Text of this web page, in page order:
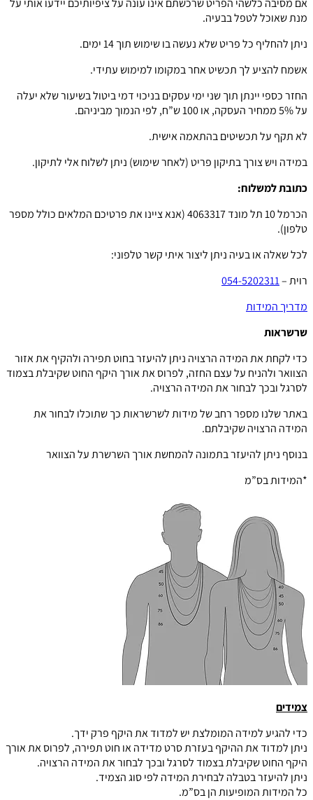
אם מסיבה כלשהי הפריט שרכשתם אינו עונה על ציפיותיכם יידעו אותי על
מנת שאוכל לטפל בבעיה.
ניתן להחליף כל פריט שלא נעשה בו שימוש תוך 14 ימים.
אשמח להציע לך תכשיט אחר במקומו למימוש עתידי.
החזר כספי יינתן תוך שני ימי עסקים בניכוי דמי ביטול בשיעור שלא יעלה
על 5% ממחיר העסקה, או 100 ש”ח, לפי הנמוך מביניהם.
לא תקף על תכשיטים בהתאמה אישית.
במידה ויש צורך בתיקון פריט (לאחר שימוש) ניתן לשלוח אלי לתיקון.
כתובת למשלוח:
הכרמל 10 תל מונד 4063317 (אנא ציינו את פרטיכם המלאים כולל מספר
טלפון).
לכל שאלה או בעיה ניתן ליצור איתי קשר טלפוני:
רוית –054-5202311
מדריך המידות
שרשראות
כדי לקחת את המידה הרצויה ניתן להיעזר בחוט תפירה ולהקיף את אזור
הצוואר ולהניח על עצם החזה, לפרוס את אורך היקף החוט שקיבלת בצמוד
לסרגל ובכך לבחור את המידה הרצויה.
באתר שלנו מספר רחב של מידות לשרשראות כך שתוכלו לבחור את
המידה הרצויה שקיבלתם.
בנוסף ניתן להיעזר בתמונה להמחשת אורך השרשרת על הצוואר
*המידות בס”מ
צמידים
כדי להגיע למידה המומלצת יש למדוד את היקף פרק ידך.
ניתן למדוד את ההיקף בעזרת סרט מדידה או חוט תפירה, לפרוס את אורך
היקף החוט שקיבלת בצמוד לסרגל ובכך לבחור את המידה הרצויה.
ניתן להיעזר בטבלה לבחירת המידה לפי סוג הצמיד.
כל המידות המופיעות הן בס”מ.